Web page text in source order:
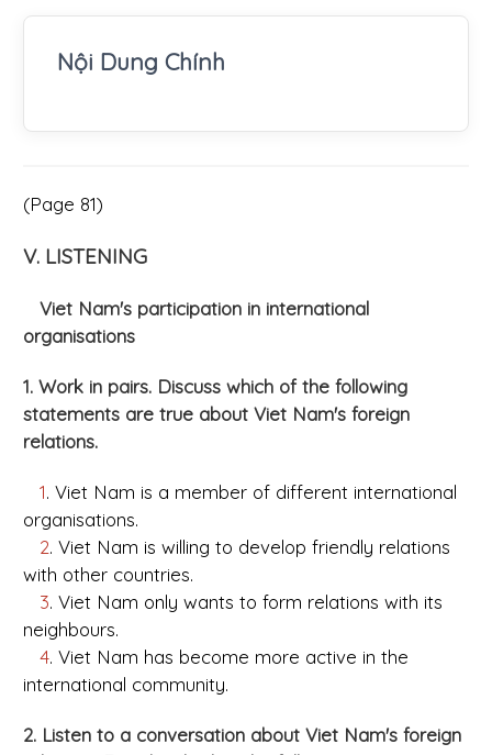
Nội Dung Chính
(Page 81)
V. LISTENING
Viet Nam's participation in international
organisations
1. Work in pairs. Discuss which of the following
statements are true about Viet Nam's foreign
relations.
1. Viet Nam is a member of different international
organisations.
2. Viet Nam is willing to develop friendly relations
with other countries.
3. Viet Nam only wants to form relations with its
neighbours.
4. Viet Nam has become more active in the
international community.
2. Listen to a conversation about Viet Nam's foreign